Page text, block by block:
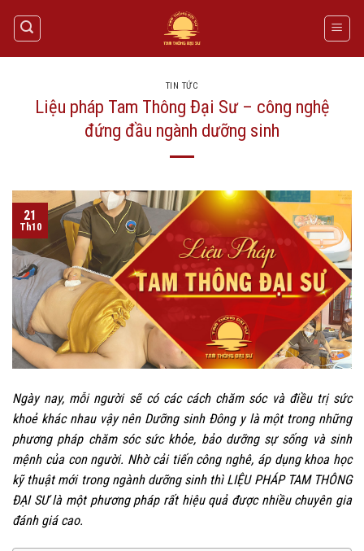
TIN TỨC
Liệu pháp Tam Thông Đại Sư – công nghệ
đứng đầu ngành dưỡng sinh
21
Th10
Ngày nay, mỗi người sẽ có các cách chăm sóc và điều trị sức
khoẻ khác nhau vậy nên Dưỡng sinh Đông y là một trong những
phương pháp chăm sóc sức khỏe, bảo dưỡng sự sống và sinh
mệnh của con người. Nhờ cải tiến công nghê, áp dụng khoa học
kỹ thuật mới trong ngành dưỡng sinh thì LIỆU PHÁP TAM THÔNG
ĐẠI SƯ là một phương pháp rất hiệu quả được nhiều chuyên gia
đánh giá cao.